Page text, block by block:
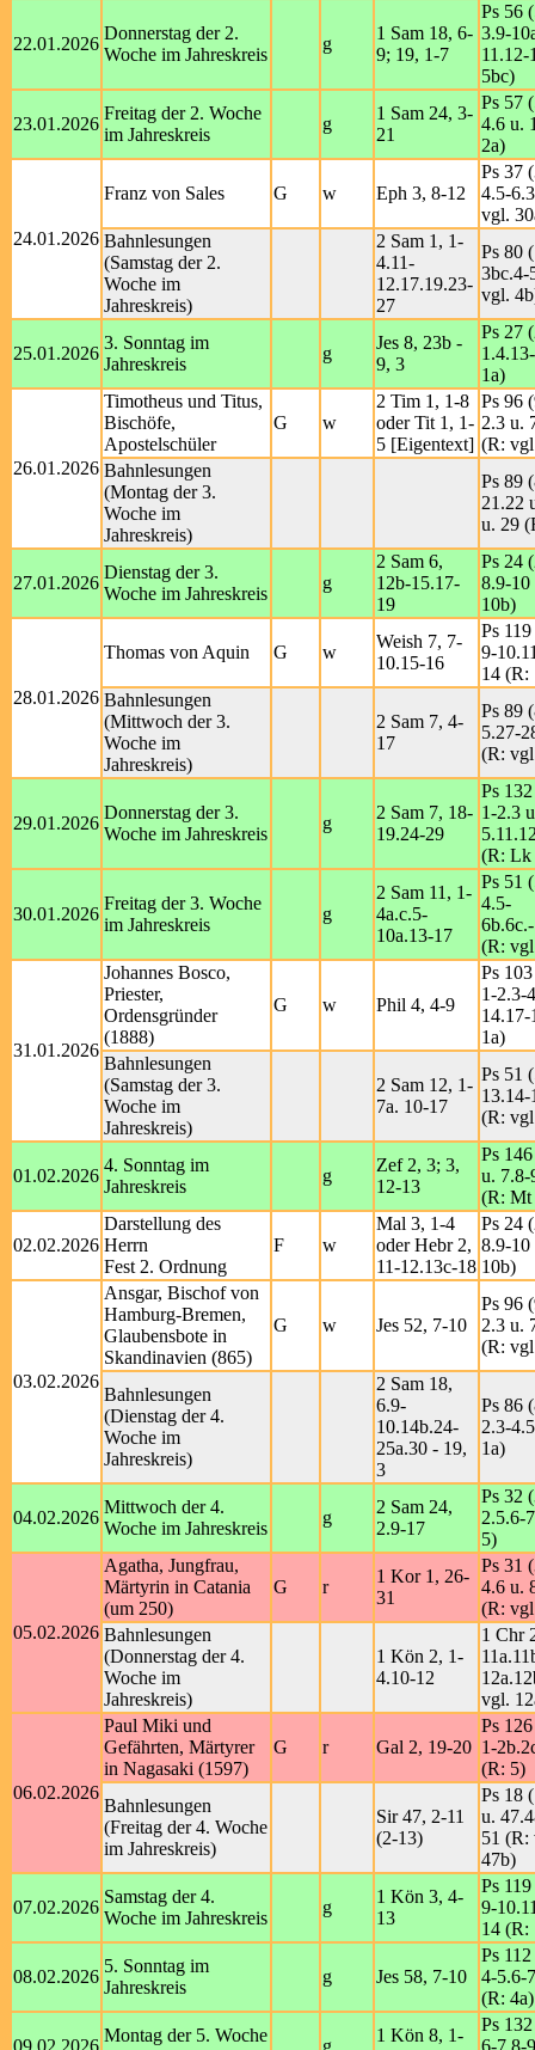
22.01.2026
Donnerstag der 2.
Woche im Jahreskreis
g
1 Sam 18, 6-
9; 19, 1-7
Ps 56
3.9-
11.12-
5bc)
23.01.2026
Freitag der 2. Woche
im Jahreskreis
g
1 Sam 24, 3-
21
Ps 57
4.6 u.
2a)
24.01.2026
Franz von Sales G w Eph 3, 8-12
Ps 37
4.5-
vgl.
Bahnlesungen
(Samstag der 2.
Woche im
Jahreskreis)
2 Sam 1, 1-
4.11-
12.17.19.23-
27
Ps 80
3bc.4-
vgl.
25.01.2026
3. Sonntag im
Jahreskreis
g
Jes 8, 23b -
9, 3
Ps 27
1a)
26.01.2026
Timotheus und Titus,
Bischöfe,
Apostelschüler
G w
2 Tim 1, 1-8
oder Tit 1, 1-
5 [Eigentext]
Ps 96
2.3 u.
(R:
Bahnlesungen
(Montag der 3.
Woche im
Jahreskreis)
Ps 89
21.22
u. 29
27.01.2026
Dienstag der 3.
Woche im Jahreskreis
g
2 Sam 6,
12b-15.17-
19
Ps 24
8.9-
10b)
28.01.2026
Thomas von Aquin G w
Weish 7, 7-
10.15-16
Ps
9-
14 (R:
Bahnlesungen
(Mittwoch der 3.
Woche im
Jahreskreis)
2 Sam 7, 4-
17
Ps 89
5.27-
(R:
29.01.2026
Donnerstag der 3.
Woche im Jahreskreis
g
2 Sam 7, 18-
19.24-29
Ps
1-2.3
(R: Lk
30.01.2026
Freitag der 3. Woche
im Jahreskreis
g
2 Sam 11, 1-
4a.c.5-
10a.13-17
Ps 51
4.5-
(R:
31.01.2026
Johannes Bosco,
Priester,
Ordensgründer
(1888)
G w Phil 4, 4-9
Ps
1-2.3-
14.17-
1a)
Bahnlesungen
(Samstag der 3.
Woche im
Jahreskreis)
2 Sam 12, 1-
7a. 10-17
Ps 51
13.14-
(R:
01.02.2026
4. Sonntag im
Jahreskreis
g
Zef 2, 3; 3,
12-13
Ps
u. 7.8-
(R: Mt
02.02.2026
Darstellung des
Herrn
Fest 2. Ordnung
F w
Mal 3, 1-4
oder Hebr 2,
11-12.13c-18
Ps 24
8.9-
10b)
03.02.2026
Ansgar, Bischof von
Hamburg-Bremen,
Glaubensbote in
Skandinavien (865)
G w Jes 52, 7-10
Ps 96
2.3 u.
(R:
Bahnlesungen
(Dienstag der 4.
Woche im
Jahreskreis)
2 Sam 18,
6.9-
10.14b.24-
25a.30 - 19,
3
Ps 86
2.3-
1a)
04.02.2026
Mittwoch der 4.
Woche im Jahreskreis
g
2 Sam 24,
2.9-17
Ps 32
2.5.6-
5)
05.02.2026
Agatha, Jungfrau,
Märtyrin in Catania
(um 250)
G r
1 Kor 1, 26-
31
Ps 31
4.6 u.
(R:
Bahnlesungen
(Donnerstag der 4.
Woche im
Jahreskreis)
1 Kön 2, 1-
4.10-12
1 Chr
vgl.
06.02.2026
Paul Miki und
Gefährten, Märtyrer
in Nagasaki (1597)
G r Gal 2, 19-20
Ps
1-
(R: 5)
Bahnlesungen
(Freitag der 4. Woche
im Jahreskreis)
Sir 47, 2-11
(2-13)
Ps 18
u.
51 (R:
47b)
07.02.2026
Samstag der 4.
Woche im Jahreskreis
g
1 Kön 3, 4-
13
Ps
9-
14 (R:
08.02.2026
5. Sonntag im
Jahreskreis
g Jes 58, 7-10
Ps
4-5.6-
(R: 4a)
09.02.2026
Montag der 5. Woche
g
1 Kön 8, 1-
Ps
6-7.8-